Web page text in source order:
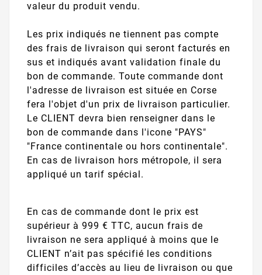
valeur du produit vendu.
Les prix indiqués ne tiennent pas compte
des frais de livraison qui seront facturés en
sus et indiqués avant validation finale du
bon de commande. Toute commande dont
l'adresse de livraison est située en Corse
fera l'objet d'un prix de livraison particulier.
Le CLIENT devra bien renseigner dans le
bon de commande dans l'icone "PAYS"
"France continentale ou hors continentale".
En cas de livraison hors métropole, il sera
appliqué un tarif spécial.
En cas de commande dont le prix est
supérieur à 999 € TTC, aucun frais de
livraison ne sera appliqué à moins que le
CLIENT n’ait pas spécifié les conditions
difficiles d’accès au lieu de livraison ou que